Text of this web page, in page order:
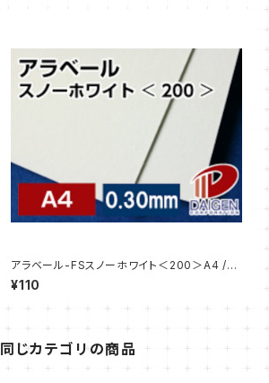
アラベール-FSスノーホワイト＜200＞A4 /3
枚【サンプル販売】
¥110
同じカテゴリの商品